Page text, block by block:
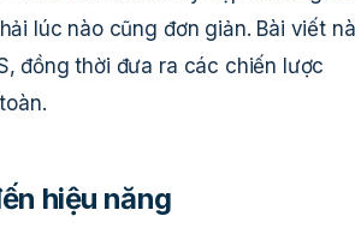
lúc nào cũng đơn giản. Bài viết
đồng thời đưa ra các chiến lược
hiệu năng